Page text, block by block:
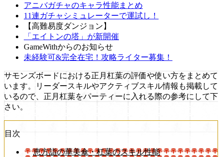
アニバガチャのキャラ性能まとめ
11連ガチャシミュレーターで運試し！
【高難易度ダンジョン】
「エイトンの塔」が新開催
GameWithからのお知らせ
未経験可&完全在宅！攻略ライター募集！
サモンズボードにおける正月杠葉の評価や使い方をまとめて
います。リーダースキルやアクティブスキル情報も掲載して
いるので、正月杠葉をパーティーに入れる際の参考にして下
さい。
目次
恵方詣の華美傘・杠葉のスキル性能